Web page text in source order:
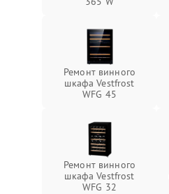
Ремонт винного
шкафа Vestfrost
WFG 45
Ремонт винного
шкафа Vestfrost
WFG 32